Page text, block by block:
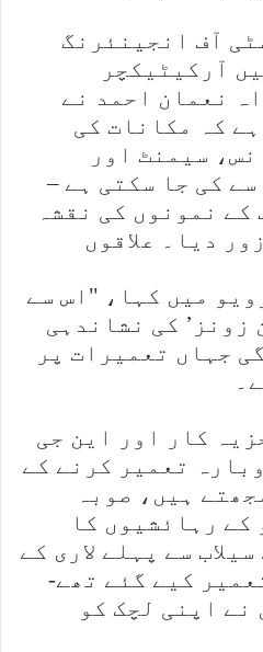
آف انجینئرنگ
آرکیٹیکچر
نعمان احمد نے
کہ مکانات کی
سیمنٹ اور
کی جا سکتی ہے –
کے نمونوں کی نقشہ
دیا۔ علاقوں
میں کہا، "اس سے
زونز’ کی نشاندہی
جہاں تعمیرات پر
کار اور این جی
تعمیر کرنے کے
ہیں، صوبہ
کے رہائشیوں کا
ہے کہ 2022 کے سیلاب سے پہلے لاری کے
کیے گئے تھے-
نے اپنی لچک کو